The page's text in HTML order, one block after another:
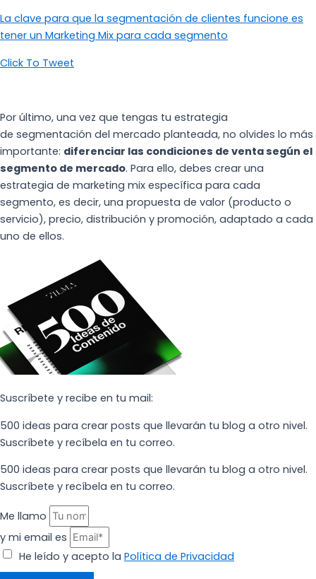
La clave para que la segmentación de clientes funcione es
tener un Marketing Mix para cada segmento
Click To Tweet
Por último, una vez que tengas tu estrategia
de segmentación del mercado planteada, no olvides lo más
importante: diferenciar las condiciones de venta según el
segmento de mercado. Para ello, debes crear una
estrategia de marketing mix específica para cada
segmento, es decir, una propuesta de valor (producto o
servicio), precio, distribución y promoción, adaptado a cada
uno de ellos.
Suscríbete y recibe en tu mail:
500 ideas para crear posts que llevarán tu blog a otro nivel.
Suscríbete y recíbela en tu correo.
500 ideas para crear posts que llevarán tu blog a otro nivel.
Suscríbete y recíbela en tu correo.
Me llamo
y mi email es
He leído y acepto la Política de Privacidad